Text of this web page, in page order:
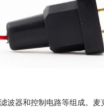
波器和控制电路等组成。